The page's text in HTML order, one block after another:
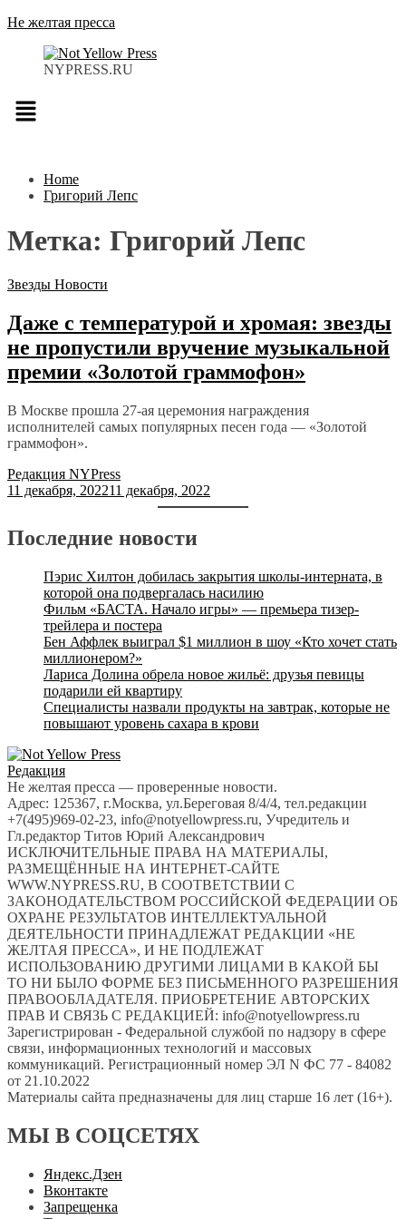
Не желтая пресса
NYPRESS.RU
Меню
Home
Григорий Лепс
Метка: Григорий Лепс
Звезды Новости
Даже с температурой и хромая: звезды
не пропустили вручение музыкальной
премии «Золотой граммофон»
В Москве прошла 27-ая церемония награждения
исполнителей самых популярных песен года — «Золотой
граммофон».
Редакция NYPress
11 декабря, 202211 декабря, 2022
Последние новости
Пэрис Хилтон добилась закрытия школы-интерната, в
которой она подвергалась насилию
Фильм «БАСТА. Начало игры» — премьера тизер-
трейлера и постера
Бен Аффлек выиграл $1 миллион в шоу «Кто хочет стать
миллионером?»
Лариса Долина обрела новое жильё: друзья певицы
подарили ей квартиру
Специалисты назвали продукты на завтрак, которые не
повышают уровень сахара в крови
Редакция
Не желтая пресса — проверенные новости.
Адрес: 125367, г.Москва, ул.Береговая 8/4/4, тел.редакции
+7(495)969-02-23, info@notyellowpress.ru, Учредитель и
Гл.редактор Титов Юрий Александрович
ИСКЛЮЧИТЕЛЬНЫЕ ПРАВА НА МАТЕРИАЛЫ,
РАЗМЕЩЁННЫЕ НА ИНТЕРНЕТ-САЙТЕ
WWW.NYPRESS.RU, В СООТВЕТСТВИИ С
ЗАКОНОДАТЕЛЬСТВОМ РОССИЙСКОЙ ФЕДЕРАЦИИ ОБ
ОХРАНЕ РЕЗУЛЬТАТОВ ИНТЕЛЛЕКТУАЛЬНОЙ
ДЕЯТЕЛЬНОСТИ ПРИНАДЛЕЖАТ РЕДАКЦИИ «НЕ
ЖЕЛТАЯ ПРЕССА», И НЕ ПОДЛЕЖАТ
ИСПОЛЬЗОВАНИЮ ДРУГИМИ ЛИЦАМИ В КАКОЙ БЫ
ТО НИ БЫЛО ФОРМЕ БЕЗ ПИСЬМЕННОГО РАЗРЕШЕНИЯ
ПРАВООБЛАДАТЕЛЯ. ПРИОБРЕТЕНИЕ АВТОРСКИХ
ПРАВ И СВЯЗЬ С РЕДАКЦИЕЙ: info@notyellowpress.ru
Зарегистрирован - Федеральной службой по надзору в сфере
связи, информационных технологий и массовых
коммуникаций. Регистрационный номер ЭЛ N ФС 77 - 84082
от 21.10.2022
Материалы сайта предназначены для лиц старше 16 лет (16+).
МЫ В СОЦСЕТЯХ
Яндекс.Дзен
Вконтакте
Запрещенка